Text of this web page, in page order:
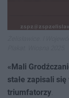
«Mali
stałe zapisali
triumfatorzy.